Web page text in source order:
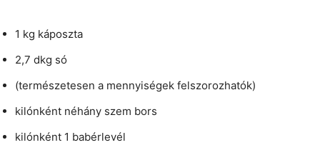
1 kg káposzta
2,7 dkg só
(természetesen a mennyiségek felszorozhatók)
kilónként néhány szem bors
kilónként 1 babérlevél